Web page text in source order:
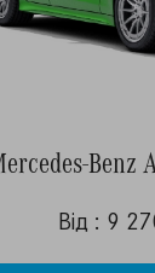
Benz
Від : 9